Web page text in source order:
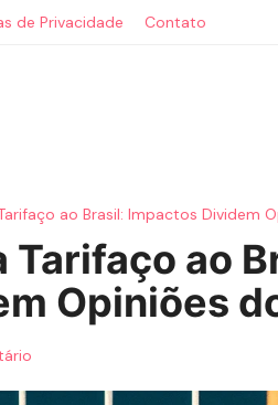
de Privacidade Contato
ao Brasil: Impactos Dividem
Tarifaço ao
Opiniões